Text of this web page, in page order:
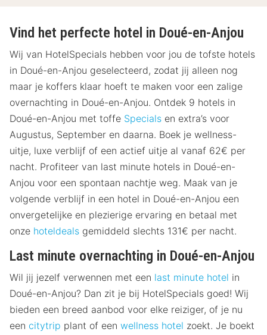
Vind het perfecte hotel in Doué-en-Anjou
Wij van HotelSpecials hebben voor jou de tofste hotels
in Doué-en-Anjou geselecteerd, zodat jij alleen nog
maar je koffers klaar hoeft te maken voor een zalige
overnachting in Doué-en-Anjou. Ontdek 9 hotels in
Doué-en-Anjou met toffe Specials en extra’s voor
Augustus, September en daarna. Boek je wellness-
uitje, luxe verblijf of een actief uitje al vanaf 62€ per
nacht. Profiteer van last minute hotels in Doué-en-
Anjou voor een spontaan nachtje weg. Maak van je
volgende verblijf in een hotel in Doué-en-Anjou een
onvergetelijke en plezierige ervaring en betaal met
onze hoteldeals gemiddeld slechts 131€ per nacht.
Last minute overnachting in Doué-en-Anjou
Wil jij jezelf verwennen met een last minute hotel in
Doué-en-Anjou? Dan zit je bij HotelSpecials goed! Wij
bieden een breed aanbod voor elke reiziger, of je nu
een citytrip plant of een wellness hotel zoekt. Je boekt